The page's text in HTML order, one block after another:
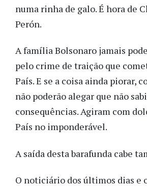
numa rinha de galo. É hora de
Perón.
A família Bolsonaro jamais
pelo crime de traição que
País. E se a coisa ainda piorar,
não poderão alegar que não
consequências. Agiram com
País no imponderável.
A saída desta barafunda cabe
O noticiário dos últimos dias e